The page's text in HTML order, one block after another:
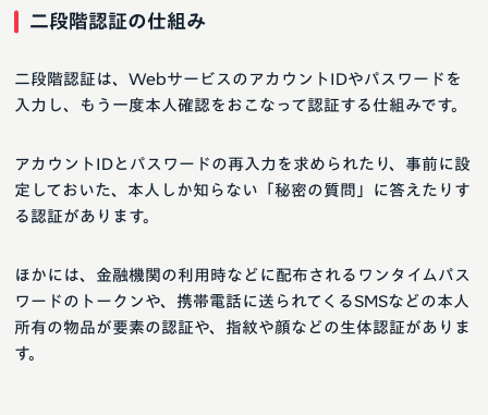
二段階認証の仕組み
二段階認証は、WebサービスのアカウントIDやパスワードを
入力し、もう一度本人確認をおこなって認証する仕組みです。
アカウントIDとパスワードの再入力を求められたり、事前に設
定しておいた、本人しか知らない「秘密の質問」に答えたりす
る認証があります。
ほかには、金融機関の利用時などに配布されるワンタイムパス
ワードのトークンや、携帯電話に送られてくるSMSなどの本人
所有の物品が要素の認証や、指紋や顔などの生体認証がありま
す。